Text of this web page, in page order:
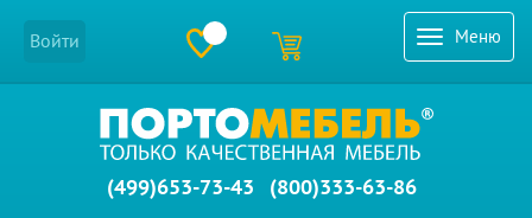
Меню
Войти
(499)653-73-43 (800)333-63-86